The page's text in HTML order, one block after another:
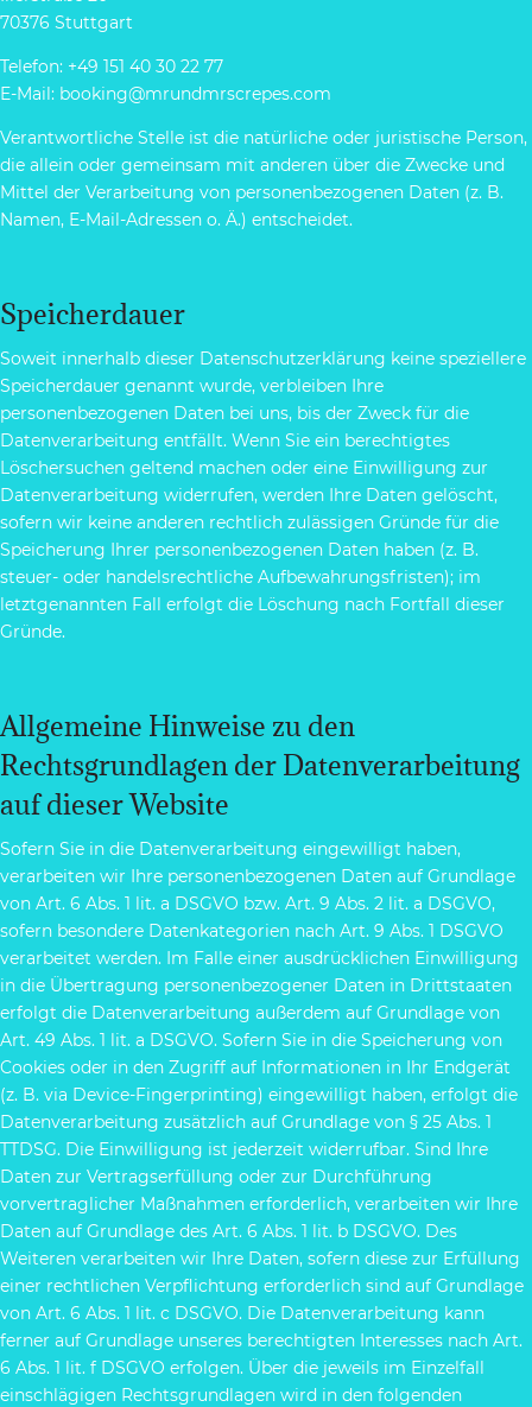
70376 Stuttgart
Telefon: +49 151 40 30 22 77
E-Mail: booking@mrundmrscrepes.com
Verantwortliche Stelle ist die natürliche oder juristische Person,
die allein oder gemeinsam mit anderen über die Zwecke und
Mittel der Verarbeitung von personenbezogenen Daten (z. B.
Namen, E-Mail-Adressen o. Ä.) entscheidet.
Speicherdauer
Soweit innerhalb dieser Datenschutzerklärung keine speziellere
Speicherdauer genannt wurde, verbleiben Ihre
personenbezogenen Daten bei uns, bis der Zweck für die
Datenverarbeitung entfällt. Wenn Sie ein berechtigtes
Löschersuchen geltend machen oder eine Einwilligung zur
Datenverarbeitung widerrufen, werden Ihre Daten gelöscht,
sofern wir keine anderen rechtlich zulässigen Gründe für die
Speicherung Ihrer personenbezogenen Daten haben (z. B.
steuer- oder handelsrechtliche Aufbewahrungsfristen); im
letztgenannten Fall erfolgt die Löschung nach Fortfall dieser
Gründe.
Allgemeine Hinweise zu den
Rechtsgrundlagen der Datenverarbeitung
auf dieser Website
Sofern Sie in die Datenverarbeitung eingewilligt haben,
verarbeiten wir Ihre personenbezogenen Daten auf Grundlage
von Art. 6 Abs. 1 lit. a DSGVO bzw. Art. 9 Abs. 2 lit. a DSGVO,
sofern besondere Datenkategorien nach Art. 9 Abs. 1 DSGVO
verarbeitet werden. Im Falle einer ausdrücklichen Einwilligung
in die Übertragung personenbezogener Daten in Drittstaaten
erfolgt die Datenverarbeitung außerdem auf Grundlage von
Art. 49 Abs. 1 lit. a DSGVO. Sofern Sie in die Speicherung von
Cookies oder in den Zugriff auf Informationen in Ihr Endgerät
(z. B. via Device-Fingerprinting) eingewilligt haben, erfolgt die
Datenverarbeitung zusätzlich auf Grundlage von § 25 Abs. 1
TTDSG. Die Einwilligung ist jederzeit widerrufbar. Sind Ihre
Daten zur Vertragserfüllung oder zur Durchführung
vorvertraglicher Maßnahmen erforderlich, verarbeiten wir Ihre
Daten auf Grundlage des Art. 6 Abs. 1 lit. b DSGVO. Des
Weiteren verarbeiten wir Ihre Daten, sofern diese zur Erfüllung
einer rechtlichen Verpflichtung erforderlich sind auf Grundlage
von Art. 6 Abs. 1 lit. c DSGVO. Die Datenverarbeitung kann
ferner auf Grundlage unseres berechtigten Interesses nach Art.
6 Abs. 1 lit. f DSGVO erfolgen. Über die jeweils im Einzelfall
einschlägigen Rechtsgrundlagen wird in den folgenden